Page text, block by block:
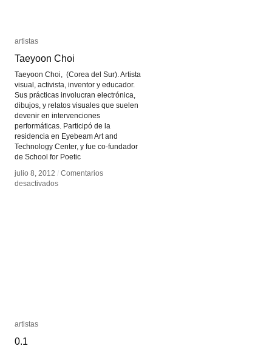
artistas
Taeyoon Choi
Taeyoon Choi, (Corea del Sur). Artista
visual, activista, inventor y educador.
Sus prácticas involucran electrónica,
dibujos, y relatos visuales que suelen
devenir en intervenciones
performáticas. Participó de la
residencia en Eyebeam Art and
Technology Center, y fue co-fundador
de School for Poetic
julio 8, 2012 / Comentarios
desactivadosen
artistas
Taeyoon Choi
julio 8, 2012 / Comentarios
desactivadosen
artistas
0.1
artistas
0.1